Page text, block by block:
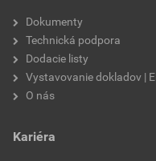
Dokumenty
Technická podpora
Dodacie listy
Vystavovanie dokladov |
O nás
Kariéra